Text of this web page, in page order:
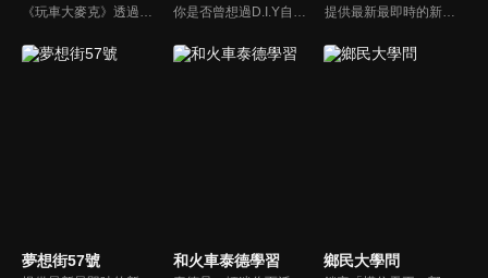
《玩車大麥克》透過輕鬆、愉快的方式，把汽車、親子、旅遊與美食等相關資訊傳達給網友們。玩樂生活、輕鬆懂車！ 你是否曾想過D.I.Y自己的愛車卻尋求不到協助？你是否考慮特定車款卻不知風評如何？你是否想跟廣大的車友們交流、交心、交朋友？分享「說車、玩車、聊車」的大小事！不管你懂車、不懂車、甚至是想買車的朋友，我們會把最新的車市資訊，以及養車的小知識分享給大家！ 提供最新最即時的新車資訊、邀請汽車達人分享試車報告，同時幫觀眾做最仔細的車款集評！還有專家分享最實用、最省錢的愛車維修撇步，甚至將難得一見的限量車、改裝車直接搬到棚內，將更專業、更豐富、更多元化的內容呈現給觀眾。
夢想街57號 和火車泰德學習 鄉民大學問